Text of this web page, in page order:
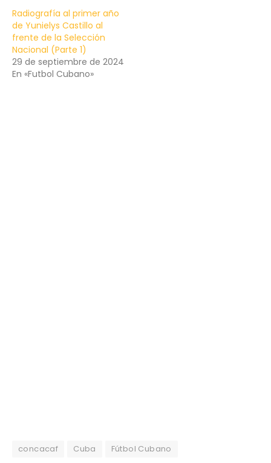
Radiografía al primer año
de Yunielys Castillo al
frente de la Selección
Nacional (Parte 1)
29 de septiembre de 2024
En «Futbol Cubano»
concacaf Cuba Fútbol Cubano